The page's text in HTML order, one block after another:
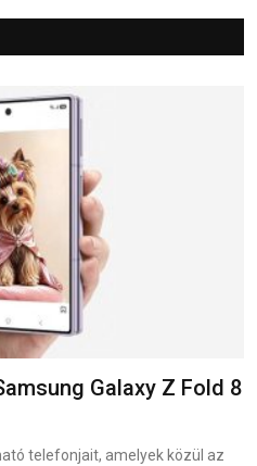
Galaxy Z Fold 8
telefonjait, amelyek közül az